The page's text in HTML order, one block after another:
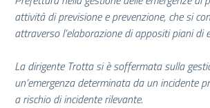
attività di previsione e prevenzione, che si
attraverso l’elaborazione di appositi piani di
La dirigente Trotta si è soffermata sulla
un’emergenza determinata da un incidente
a rischio di incidente rilevante.